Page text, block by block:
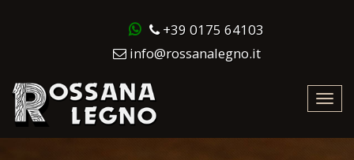
+39 0175 64103
info@rossanalegno.it